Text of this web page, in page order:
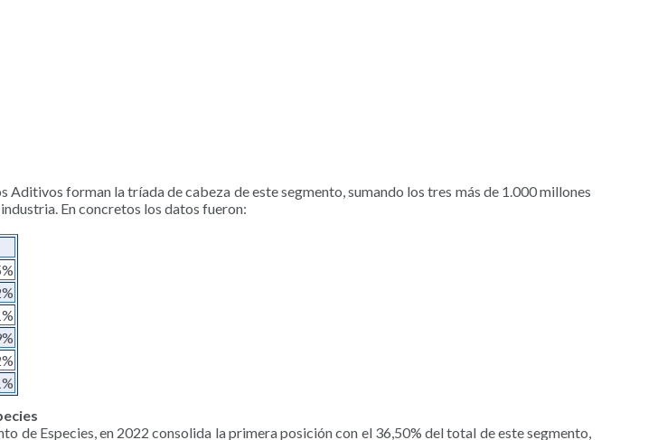
forman la tríada de cabeza de este segmento, sumando los tres más de 1.000 millones
En concretos los datos fueron:
de Especies, en 2022 consolida la primera posición con el 36,50% del total de este segmento,